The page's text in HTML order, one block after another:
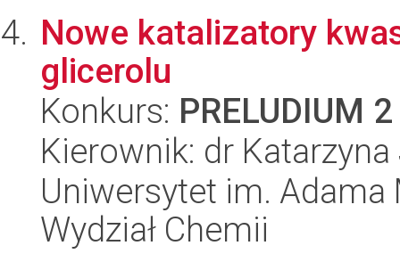
Nowe katalizatory
glicerolu
Konkurs: PRELUDIUM 2
Kierownik: dr
Uniwersytet im.
Wydział Chemii